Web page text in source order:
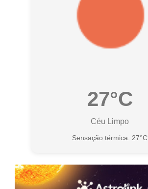
27°C
Céu Limpo
Sensação térmica: 27°C